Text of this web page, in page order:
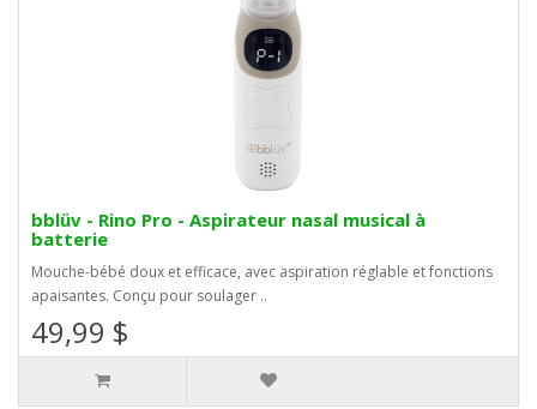
bblüv - Rino Pro - Aspirateur nasal musical à
batterie
Mouche-bébé doux et efficace, avec aspiration réglable et fonctions
apaisantes. Conçu pour soulager ..
49,99 $